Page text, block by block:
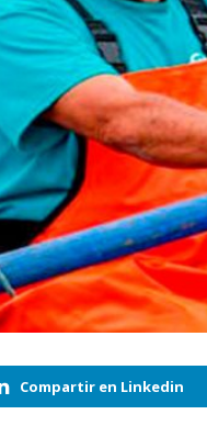
Compartir en Linkedin